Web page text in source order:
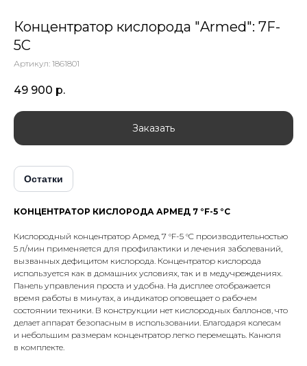
Концентратор кислорода "Armed": 7F-
5C
Артикул: 1861801
49 900 р.
Заказать
Остатки
КОНЦЕНТРАТОР КИСЛОРОДА АРМЕД 7 °F-5 °C
Кислородный концентратор Армед 7 °F-5 °C производительностью
5 л/мин применяется для профилактики и лечения заболеваний,
вызванных дефицитом кислорода. Концентратор кислорода
используется как в домашних условиях, так и в медучреждениях.
Панель управления проста и удобна. На дисплее отображается
время работы в минутах, а индикатор оповещает о рабочем
состоянии техники. В конструкции нет кислородных баллонов, что
делает аппарат безопасным в использовании. Благодаря колесам
и небольшим размерам концентратор легко перемещать. Канюля
в комплекте.